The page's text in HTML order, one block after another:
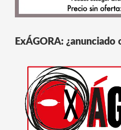
ExÁGORA: ¿anunciado